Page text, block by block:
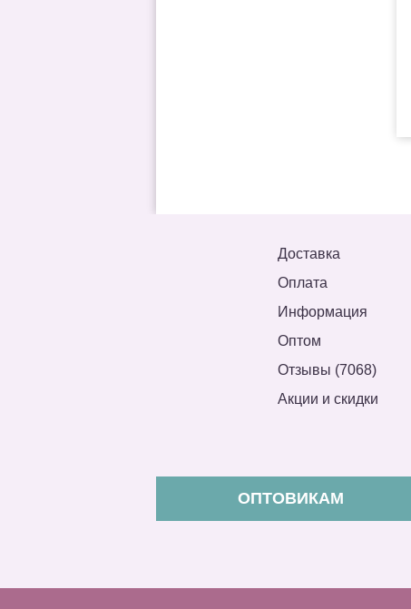
Доставка
Оплата
Информация
Оптом
Отзывы (7068)
Акции и скидки
ОПТОВИКАМ